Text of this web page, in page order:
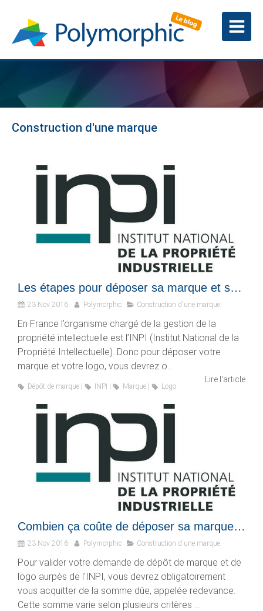
Construction d'une marque
Les étapes pour déposer sa marque et son logo
23 Nov 2016 Polymorphic Construction d'une marque
En France l’organisme chargé de la gestion de la
propriété intellectuelle est l’INPI (Institut National de la
Propriété Intellectuelle). Donc pour déposer votre
marque et votre logo, vous devrez o...
Lire l'article
Dépôt de marque INPI Marque Logo
Combien ça coûte de déposer sa marque et son logo ?
23 Nov 2016 Polymorphic Construction d'une marque
Pour valider votre demande de dépôt de marque et de
logo aurpès de l'INPI, vous devrez obligatoirement
vous acquitter de la somme dûe, appelée redevance.
Cette somme varie selon plusieurs critères ...